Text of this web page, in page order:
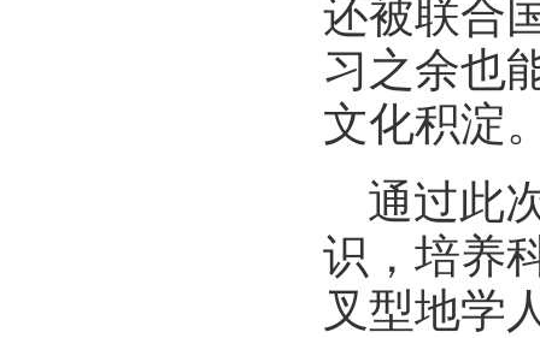
还被联合
习之余也
文化积淀
通过此
识，培养
叉型地学